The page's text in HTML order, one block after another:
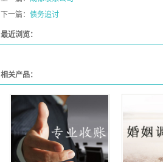
下一篇： 债务追讨
最近浏览：
相关产品：